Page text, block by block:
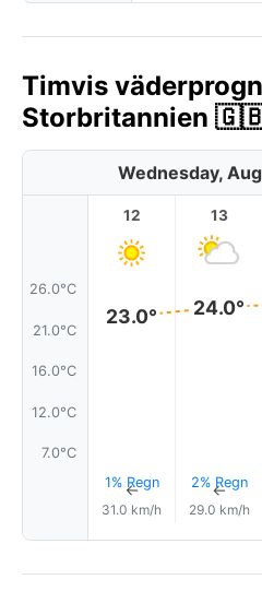
Timvis
Storbritannien
Wednesday,
26.0°C
21.0°C
16.0°C
12.0°C
7.0°C
12
23.0°
1% Regn
↑
31.0 km/h
13
24.0°
2% Regn
↑
29.0 km/h